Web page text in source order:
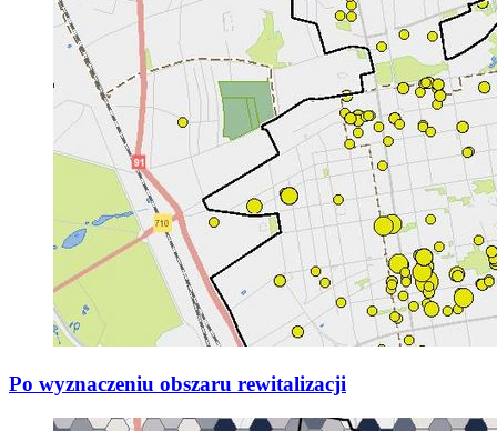
Po wyznaczeniu obszaru rewitalizacji